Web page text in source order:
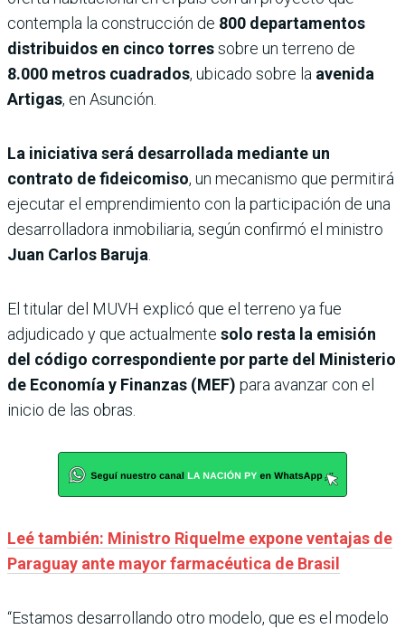
contempla la construcción de 800 departamentos
distribuidos en cinco torressobre un terreno de
8.000 metros cuadrados, ubicado sobre la avenida
Artigas, en Asunción.
La iniciativa será desarrollada mediante un
contrato de fideicomiso, un mecanismo que permitirá
ejecutar el emprendimiento con la participación de una
desarrolladora inmobiliaria, según confirmó el ministro
Juan Carlos Baruja
El titular del MUVH explicó que el terreno ya fue
adjudicado y que actualmente solo resta la emisión
del código correspondiente por parte del Ministerio
de Economía y Finanzas (MEF) para avanzar con el
inicio de las obras.
Leé también: Ministro Riquelme expone ventajas de
Paraguay ante mayor farmacéutica de Brasil
“Estamos desarrollando otro modelo, que es el modelo